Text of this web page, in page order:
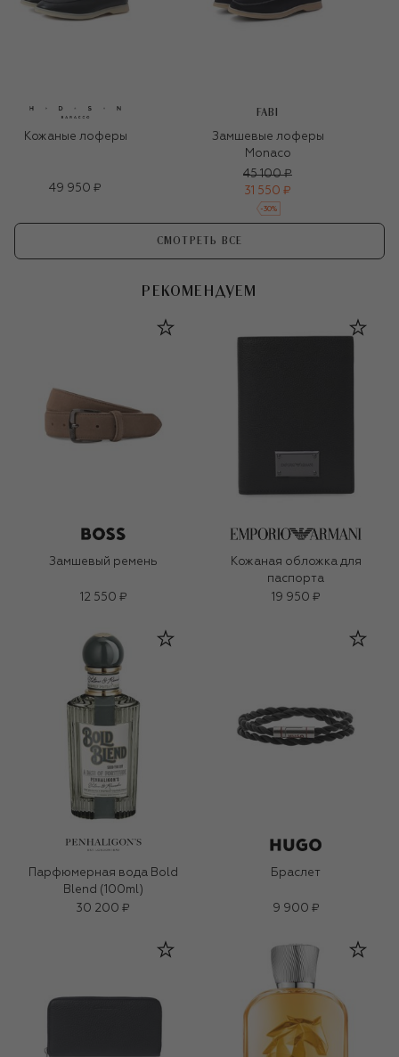
Кожаные лоферы
49 950 ₽
FABI
Замшевые лоферы
Monaco
45 100 ₽
31 550 ₽
-30%
СМОТРЕТЬ ВСЕ
РЕКОМЕНДУЕМ
Замшевый ремень
12 550 ₽
Кожаная обложка для
паспорта
19 950 ₽
Парфюмерная вода Bold
Blend (100ml)
30 200 ₽
Браслет
9 900 ₽